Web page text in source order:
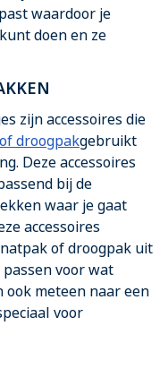
waardoor je
doen en ze
zijn accessoires die
droogpakgebruikt
Deze accessoires
bij de
waar je gaat
accessoires
of droogpak uit
voor wat
ook meteen naar een
voor